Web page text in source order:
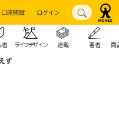
口座開設 ログイン
者 ライフデザイン 連載 著者 商
ず